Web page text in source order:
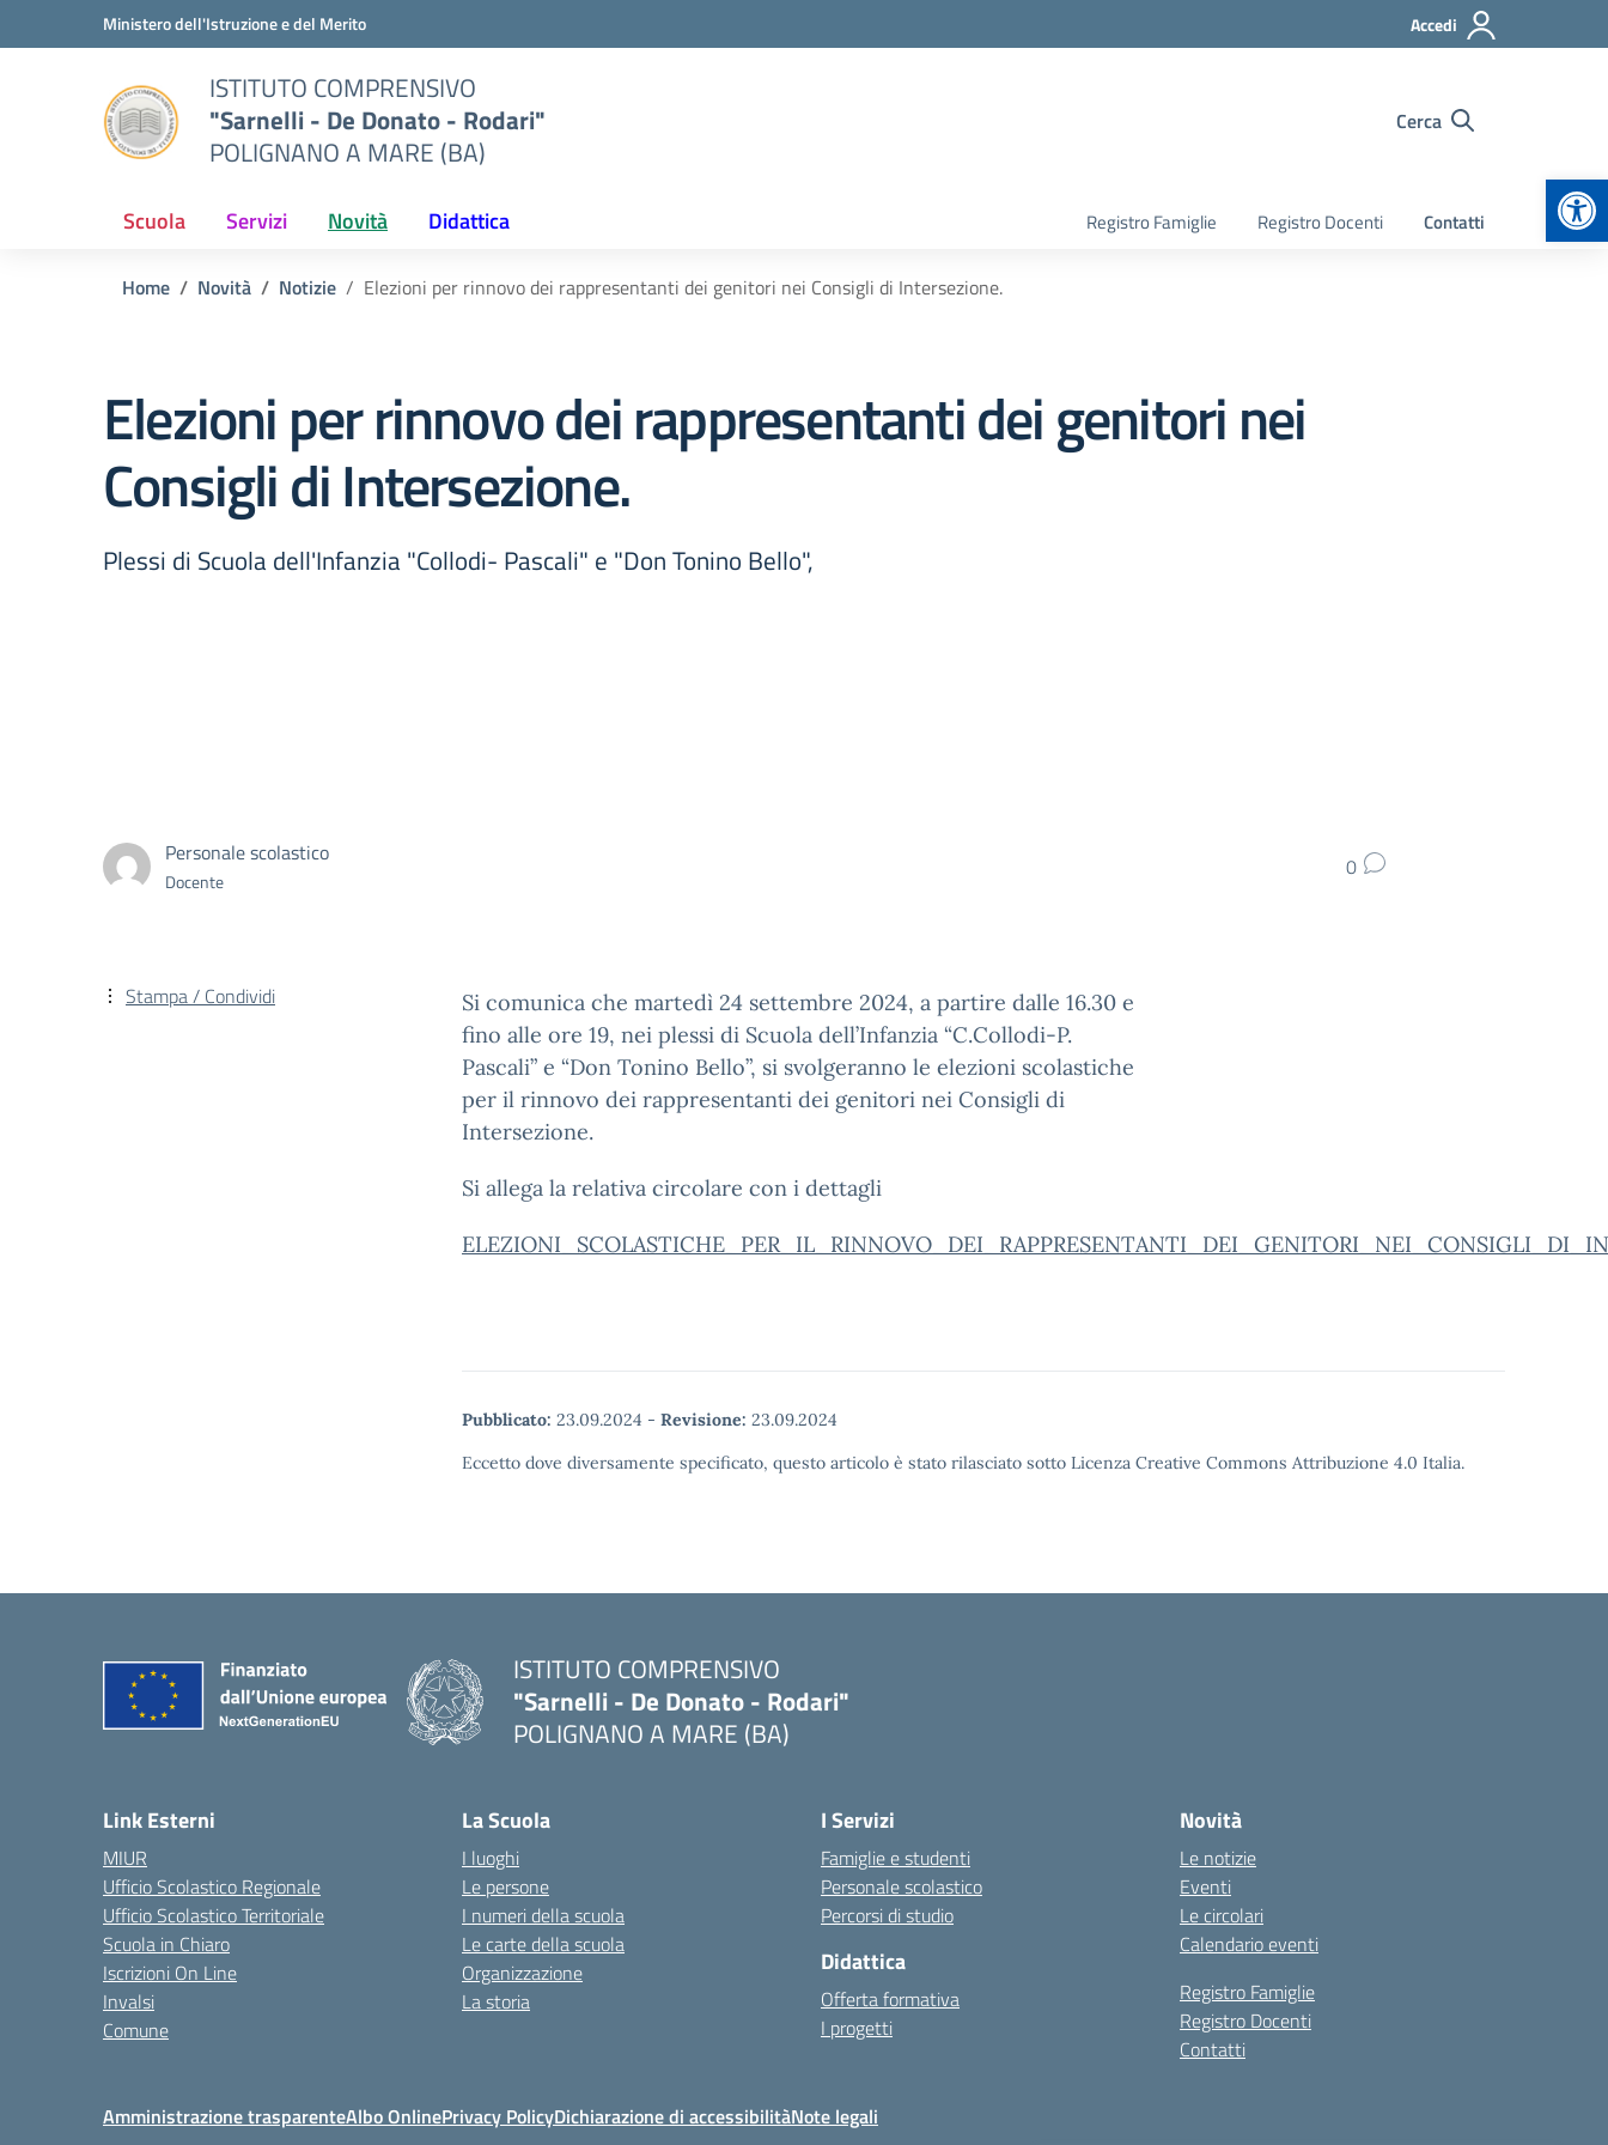
Vai ai contenuti
Vai al menu di navigazioneMinistero dell'Istruzione e del Merito Accedi
ISTITUTO COMPRENSIVO
"Sarnelli - De Donato - Rodari"
POLIGNANO A MARE (BA)
Cerca
Scuola Servizi Novità Didattica Registro Famiglie Registro Docenti Contatti
Home Novità Notizie Elezioni per rinnovo dei rappresentanti dei genitori nei Consigli di Intersezione.
Elezioni per rinnovo dei rappresentanti dei genitori nei
Consigli di Intersezione.
Plessi di Scuola dell'Infanzia "Collodi- Pascali" e "Don Tonino Bello",
Personale scolastico
Docente 0
Si comunica che martedì 24 settembre 2024, a partire dalle 16.30 e
fino alle ore 19, nei plessi di Scuola dell’Infanzia “C.Collodi-P.
Pascali” e “Don Tonino Bello”, si svolgeranno le elezioni scolastiche
per il rinnovo dei rappresentanti dei genitori nei Consigli di
Intersezione.
Si allega la relativa circolare con i dettagli
Pubblicato: 23.09.2024 - Revisione: 23.09.2024
Eccetto dove diversamente specificato, questo articolo è stato rilasciato sotto Licenza Creative Commons Attribuzione 4.0 Italia.
Stampa / Condividi
ISTITUTO COMPRENSIVO
"Sarnelli - De Donato - Rodari"
POLIGNANO A MARE (BA)
Link Esterni
MIUR
Ufficio Scolastico Regionale
Ufficio Scolastico Territoriale
Scuola in Chiaro
Iscrizioni On Line
Invalsi
Comune
La Scuola
I luoghi
Le persone
I numeri della scuola
Le carte della scuola
Organizzazione
La storia
I Servizi
Famiglie e studenti
Personale scolastico
Percorsi di studio
Didattica
Offerta formativa
I progetti
Novità
Le notizie
Eventi
Le circolari
Calendario eventi
Registro Famiglie
Registro Docenti
Contatti
Amministrazione trasparenteAlbo OnlinePrivacy PolicyDichiarazione di accessibilitàNote legali